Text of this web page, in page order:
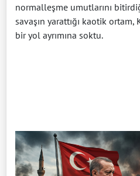
normalleşme umutlarını
savaşın yarattığı kaotik
bir yol ayrımına soktu.